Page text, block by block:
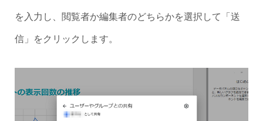
を入力し、閲覧者か編集者のどちらかを選択して「送
信」をクリックします。